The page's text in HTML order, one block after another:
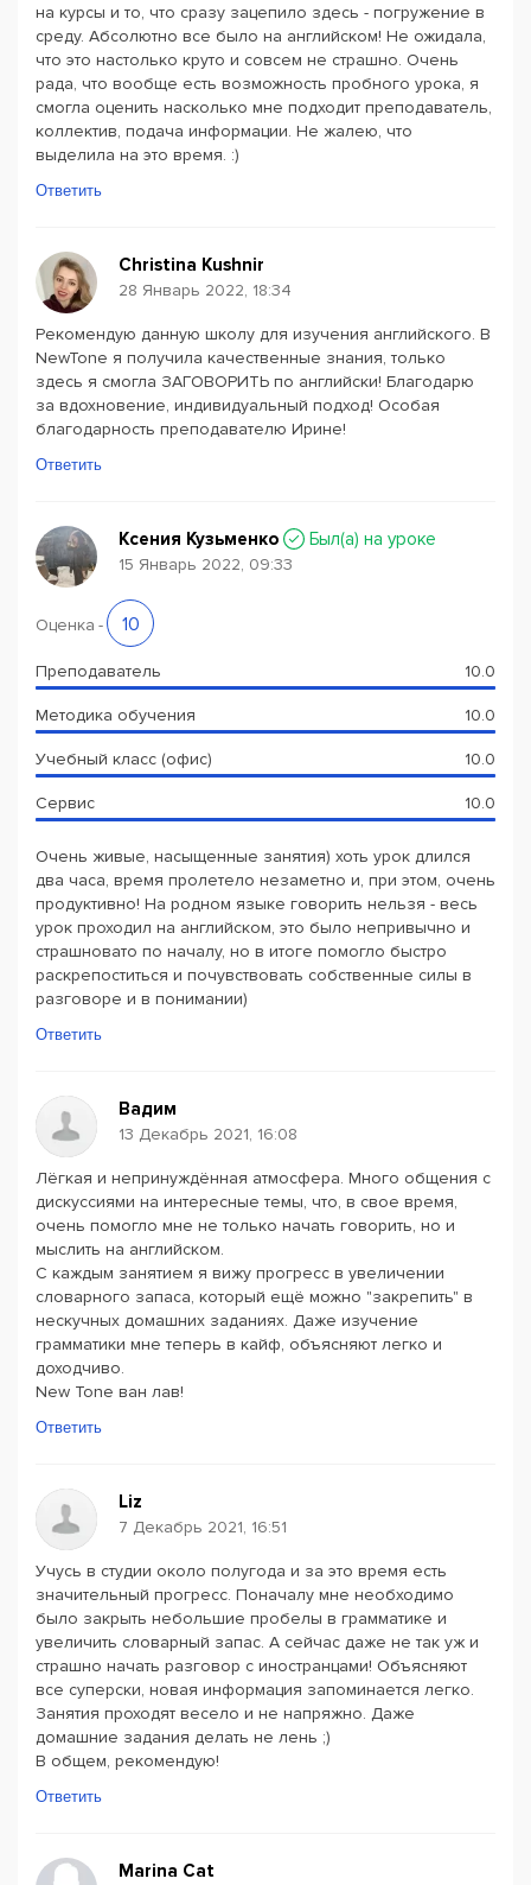
на курсы и то, что сразу зацепило здесь - погружение в
среду. Абсолютно все было на английском! Не ожидала,
что это настолько круто и совсем не страшно. Очень
рада, что вообще есть возможность пробного урока, я
смогла оценить насколько мне подходит преподаватель,
коллектив, подача информации. Не жалею, что
выделила на это время. :)
Ответить
Christina Kushnir
28 Январь 2022, 18:34
Рекомендую данную школу для изучения английского. В
NewTone я получила качественные знания, только
здесь я смогла ЗАГОВОРИТЬ по английски! Благодарю
за вдохновение, индивидуальный подход! Особая
благодарность преподавателю Ирине!
Ответить
Ксения Кузьменко Был(a) на уроке
15 Январь 2022, 09:33
Оценка - 10
Преподаватель 10.0
Методика обучения 10.0
Учебный класс (офис) 10.0
Сервис 10.0
Очень живые, насыщенные занятия) хоть урок длился
два часа, время пролетело незаметно и, при этом, очень
продуктивно! На родном языке говорить нельзя - весь
урок проходил на английском, это было непривычно и
страшновато по началу, но в итоге помогло быстро
раскрепоститься и почувствовать собственные силы в
разговоре и в понимании)
Ответить
Вадим
13 Декабрь 2021, 16:08
Лёгкая и непринуждённая атмосфера. Много общения с
дискуссиями на интересные темы, что, в свое время,
очень помогло мне не только начать говорить, но и
мыслить на английском.
С каждым занятием я вижу прогресс в увеличении
словарного запаса, который ещё можно "закрепить" в
нескучных домашних заданиях. Даже изучение
грамматики мне теперь в кайф, объясняют легко и
доходчиво.
New Tone ван лав!
Ответить
Liz
7 Декабрь 2021, 16:51
Учусь в студии около полугода и за это время есть
значительный прогресс. Поначалу мне необходимо
было закрыть небольшие пробелы в грамматике и
увеличить словарный запас. А сейчас даже не так уж и
страшно начать разговор с иностранцами! Объясняют
все суперски, новая информация запоминается легко.
Занятия проходят весело и не напряжно. Даже
домашние задания делать не лень ;)
В общем, рекомендую!
Ответить
Marina Cat